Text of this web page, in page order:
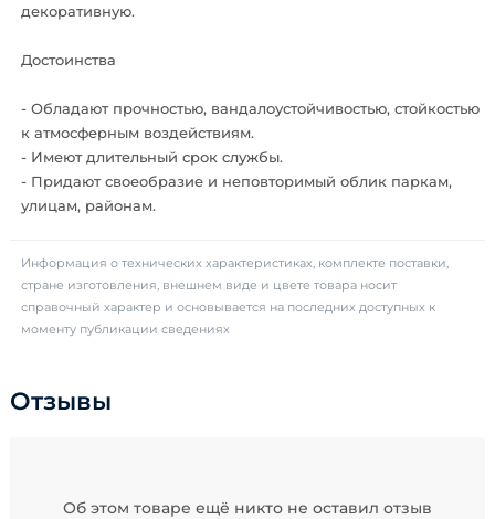
декоративную.
Достоинства
- Обладают прочностью, вандалоустойчивостью, стойкостью
к атмосферным воздействиям.
- Имеют длительный срок службы.
- Придают своеобразие и неповторимый облик паркам,
улицам, районам.
Информация о технических характеристиках, комплекте поставки,
стране изготовления, внешнем виде и цвете товара носит
справочный характер и основывается на последних доступных к
моменту публикации сведениях
Отзывы
Об этом товаре ещё никто не оставил отзыв